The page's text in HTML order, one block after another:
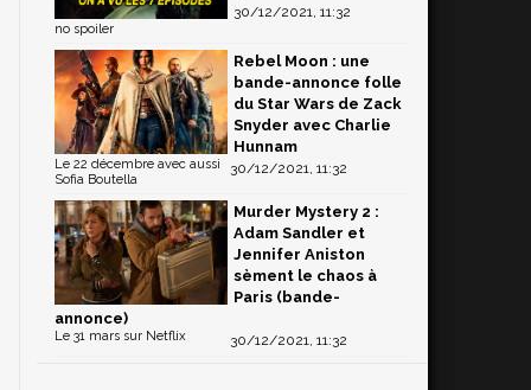
30/12/2021, 11:32
no spoiler
Rebel Moon : une
bande-annonce folle
du Star Wars de Zack
Snyder avec Charlie
Hunnam
30/12/2021, 11:32
Le 22 décembre avec aussi
Sofia Boutella
Murder Mystery 2 :
Adam Sandler et
Jennifer Aniston
sèment le chaos à
Paris (bande-
annonce)
30/12/2021, 11:32
Le 31 mars sur Netflix